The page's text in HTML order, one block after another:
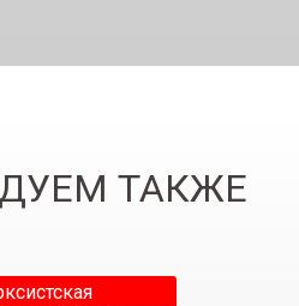
ТАКЖЕ